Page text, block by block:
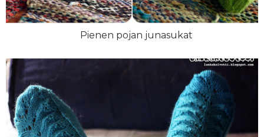
Pienen pojan junasukat